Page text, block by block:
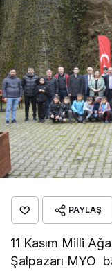
PAYLAŞ
11 Kasım Milli
Şalpazarı MYO